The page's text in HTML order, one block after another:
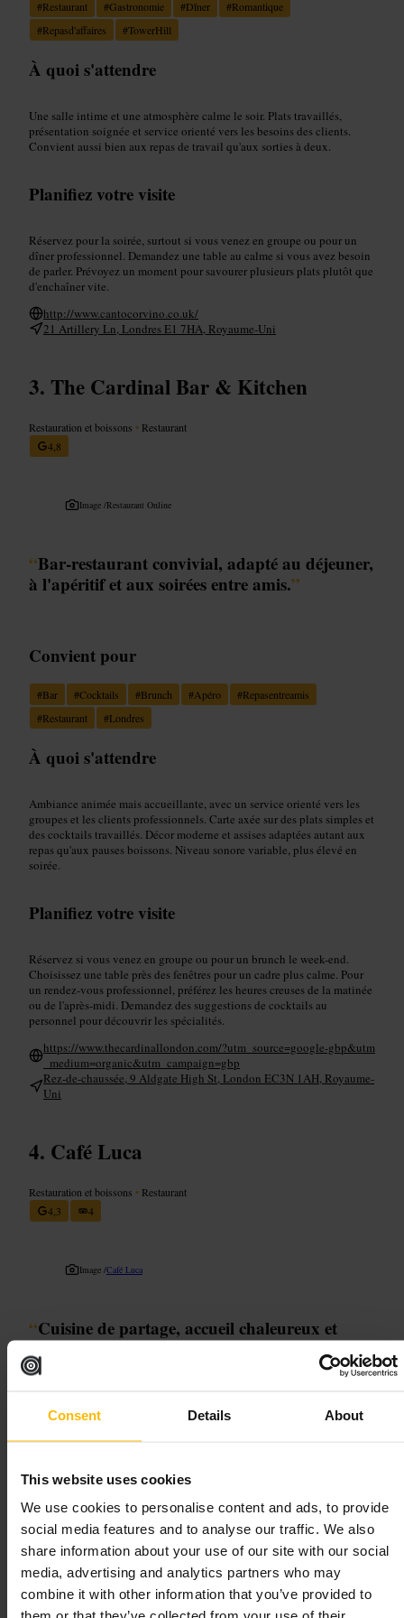
Consent Details About
This website uses cookies
We use cookies to personalise content and ads, to provide
social media features and to analyse our traffic. We also
share information about your use of our site with our social
media, advertising and analytics partners who may
combine it with other information that you’ve provided to
#Restaurant #Gastronomie #Dîner #Romantique
#Repasd'affaires #TowerHill
À quoi s'attendre
Une salle intime et une atmosphère calme le soir. Plats travaillés,
présentation soignée et service orienté vers les besoins des clients.
Convient aussi bien aux repas de travail qu'aux sorties à deux.
Planifiez votre visite
Réservez pour la soirée, surtout si vous venez en groupe ou pour un
dîner professionnel. Demandez une table au calme si vous avez besoin
de parler. Prévoyez un moment pour savourer plusieurs plats plutôt que
d'enchaîner vite.
http://www.cantocorvino.co.uk/
21 Artillery Ln, Londres E1 7HA, Royaume-Uni
The Cardinal Bar & Kitchen
Restauration et boissons • Restaurant
4,8
Image /Restaurant Online
“Bar-restaurant convivial, adapté au déjeuner,
à l'apéritif et aux soirées entre amis.”
Convient pour
#Bar #Cocktails #Brunch #Apéro #Repasentreamis
#Restaurant #Londres
À quoi s'attendre
Ambiance animée mais accueillante, avec un service orienté vers les
groupes et les clients professionnels. Carte axée sur des plats simples et
des cocktails travaillés. Décor moderne et assises adaptées autant aux
repas qu'aux pauses boissons. Niveau sonore variable, plus élevé en
soirée.
Planifiez votre visite
Réservez si vous venez en groupe ou pour un brunch le week-end.
Choisissez une table près des fenêtres pour un cadre plus calme. Pour
un rendez-vous professionnel, préférez les heures creuses de la matinée
ou de l'après-midi. Demandez des suggestions de cocktails au
personnel pour découvrir les spécialités.
https://www.thecardinallondon.com/?utm_source=google-gbp&utm
_medium=organic&utm_campaign=gbp
Rez-de-chaussée, 9 Aldgate High St, London EC3N 1AH, Royaume-
Uni
Café Luca
Restauration et boissons • Restaurant
4,3
4
Image /Café Luca
“Cuisine de partage, accueil chaleureux et
plats qui mêlent influences du monde.”
Convient pour
#Repasentreamis #Tourhill #Cuisinefusion
À quoi s'attendre
Atmosphère intime et déco simple. Le service est professionnel et
attentif, le personnel connaît bien le menu et peut orienter sur les
options sans gluten. Les plats se prêtent au partage : entrées variées,
mezzés, risottos et viandes généreuses. La cuisine mise sur les épices et